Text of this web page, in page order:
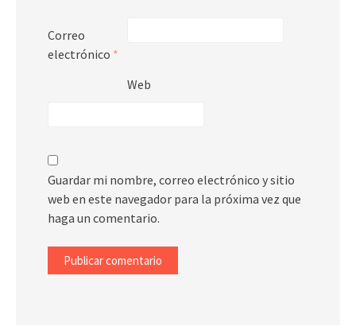
Correo
electrónico *
Web
Guardar mi nombre, correo electrónico y sitio
web en este navegador para la próxima vez que
haga un comentario.